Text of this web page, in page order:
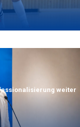
weiter